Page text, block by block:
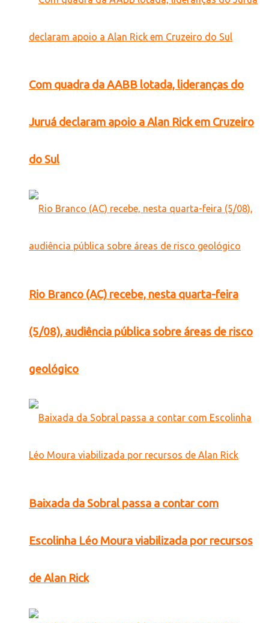
Com quadra da AABB lotada, lideranças do
Juruá declaram apoio a Alan Rick em Cruzeiro
do Sul
Rio Branco (AC) recebe, nesta quarta-feira
(5/08), audiência pública sobre áreas de risco
geológico
Baixada da Sobral passa a contar com
Escolinha Léo Moura viabilizada por recursos
de Alan Rick